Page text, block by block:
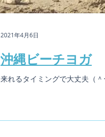
沖縄ビーチヨガ
来れるタイミングで大丈夫（
2021年4月6日